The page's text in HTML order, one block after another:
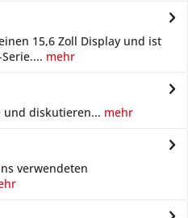
15,6 Zoll Display und ist
mehr
und diskutieren... mehr
verwendeten